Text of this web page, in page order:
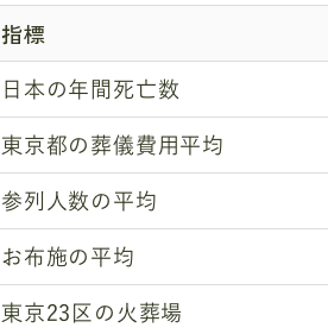
指標
日本の年間死亡数
東京都の葬儀費用平均
参列人数の平均
お布施の平均
東京23区の火葬場